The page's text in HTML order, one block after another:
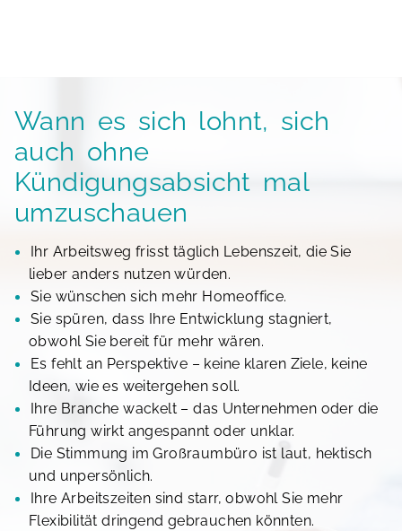
Wann es sich lohnt, sich
auch ohne
Kündigungsabsicht mal
umzuschauen
Ihr Arbeitsweg frisst täglich Lebenszeit, die Sie
lieber anders nutzen würden.
Sie wünschen sich mehr Homeoffice.
Sie spüren, dass Ihre Entwicklung stagniert,
obwohl Sie bereit für mehr wären.
Es fehlt an Perspektive – keine klaren Ziele, keine
Ideen, wie es weitergehen soll.
Ihre Branche wackelt – das Unternehmen oder die
Führung wirkt angespannt oder unklar.
Die Stimmung im Großraumbüro ist laut, hektisch
und unpersönlich.
Ihre Arbeitszeiten sind starr, obwohl Sie mehr
Flexibilität dringend gebrauchen könnten.